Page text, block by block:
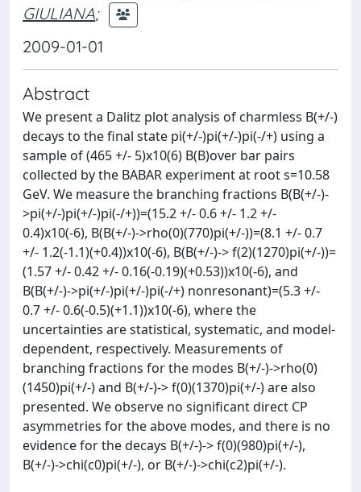
GIULIANA;
2009-01-01
Abstract
We present a Dalitz plot analysis of charmless B(+/-)
decays to the final state pi(+/-)pi(+/-)pi(-/+) using a
sample of (465 +/- 5)x10(6) B(B)over bar pairs
collected by the BABAR experiment at root s=10.58
GeV. We measure the branching fractions B(B(+/-)-
>pi(+/-)pi(+/-)pi(-/+))=(15.2 +/- 0.6 +/- 1.2 +/-
0.4)x10(-6), B(B(+/-)->rho(0)(770)pi(+/-))=(8.1 +/- 0.7
+/- 1.2(-1.1)(+0.4))x10(-6), B(B(+/-)-> f(2)(1270)pi(+/-))=
(1.57 +/- 0.42 +/- 0.16(-0.19)(+0.53))x10(-6), and
B(B(+/-)->pi(+/-)pi(+/-)pi(-/+) nonresonant)=(5.3 +/-
0.7 +/- 0.6(-0.5)(+1.1))x10(-6), where the
uncertainties are statistical, systematic, and model-
dependent, respectively. Measurements of
branching fractions for the modes B(+/-)->rho(0)
(1450)pi(+/-) and B(+/-)-> f(0)(1370)pi(+/-) are also
presented. We observe no significant direct CP
asymmetries for the above modes, and there is no
evidence for the decays B(+/-)-> f(0)(980)pi(+/-),
B(+/-)->chi(c0)pi(+/-), or B(+/-)->chi(c2)pi(+/-).